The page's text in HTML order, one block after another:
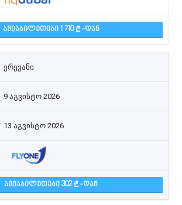
ᲐᲕᲘᲐᲑᲘᲚᲔᲗᲔᲑᲘ 1 710 -ᲓᲐᲜ
ერევანი
9 აგვისტო 2026
13 აგვისტო 2026
ᲐᲕᲘᲐᲑᲘᲚᲔᲗᲔᲑᲘ 302 -ᲓᲐᲜ